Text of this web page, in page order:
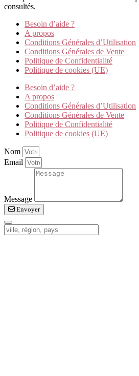
consultés.
Besoin d’aide ?
A propos
Conditions Générales d’Utilisation
Conditions Générales de Vente
Politique de Confidentialité
Politique de cookies (UE)
Besoin d’aide ?
A propos
Conditions Générales d’Utilisation
Conditions Générales de Vente
Politique de Confidentialité
Politique de cookies (UE)
Nom
Email
Message
Envoyer